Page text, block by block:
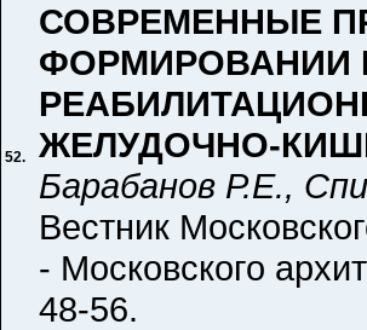
52.
СОВРЕМЕННЫЕ
ФОРМИРОВАНИИ
ЖЕЛУДОЧНО-
Барабанов Р.Е.,
Вестник
- Московского
48-56.